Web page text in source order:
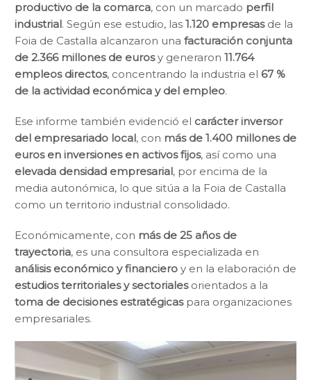
productivo de la comarca, con un marcado perfil
industrial. Según ese estudio, las 1.120 empresasde la
Foia de Castalla alcanzaron una facturación conjunta
de 2.366 millones de eurosy generaron 11.764
empleos directos, concentrando la industria el 67 %
de la actividad económica y del empleo.
Ese informe también evidenció el carácter inversor
del empresariado local, con más de 1.400 millones de
euros en inversiones en activos fijos, así como una
elevada densidad empresarial, por encima de la
media autonómica, lo que sitúa a la Foia de Castalla
como un territorio industrial consolidado.
Económicamente, con más de 25 años de
trayectoria, es una consultora especializada en
análisis económico y financiero y en la elaboración de
estudios territoriales y sectorialesorientados a la
toma de decisiones estratégicaspara organizaciones
empresariales.